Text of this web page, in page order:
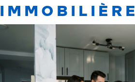
IMMOBILIÈRE